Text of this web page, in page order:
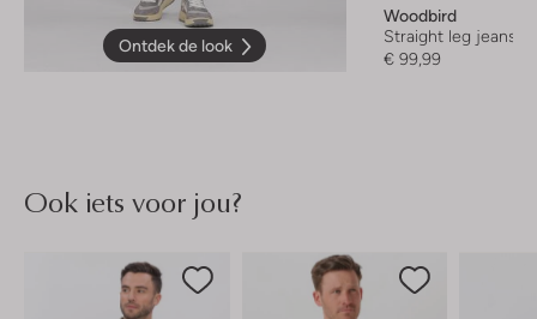
Ontdek de look
Woodbird
Straight leg jeans
€ 99,99
Ook iets voor jou?